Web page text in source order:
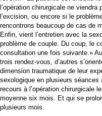
l’opération chirurgicale ne
l’excision, ou encore si le
rencontrons beaucoup de cas de
Enfin, vient l’entretien avec la
problème de couple. Du coup, le
consultation une fois suivante.»
trois rendez-vous, d’autres
dimension traumatique de leur
sexologique en plusieurs séances
recours à l’opération chirurgicale
moyenne six mois. Et qui se
plusieurs mois.